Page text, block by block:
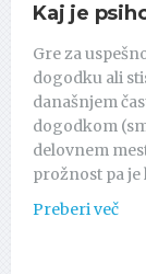
Kaj je
Gre za
dogodku ali
današnjem
dogodkom
delovnem
prožnost pa je
Preberi več